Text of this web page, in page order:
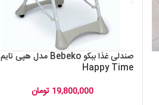
صندلی غذا ببکو Bebeko مدل هپی تایم
Happy Time
19,800,000 تومان